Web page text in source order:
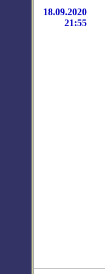
18.09.2020
21:55